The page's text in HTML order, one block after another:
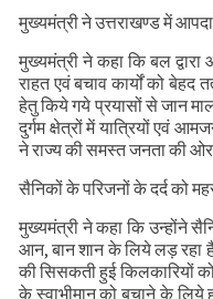
मुख्यमंत्री ने उत्तराखण्ड में
मुख्यमंत्री ने कहा कि बल
राहत एवं बचाव कार्यों को
हेतु किये गये प्रयासों से जान
दुर्गम क्षेत्रों में यात्रियों एवं
ने राज्य की समस्त जनता की
सैनिकों के परिजनों के दर्द को
मुख्यमंत्री ने कहा कि उन्होंने
आन, बान शान के लिये लड़ रहा
की सिसकती हुई किलकारियों
के स्वाभीमान को बचाने के लिये